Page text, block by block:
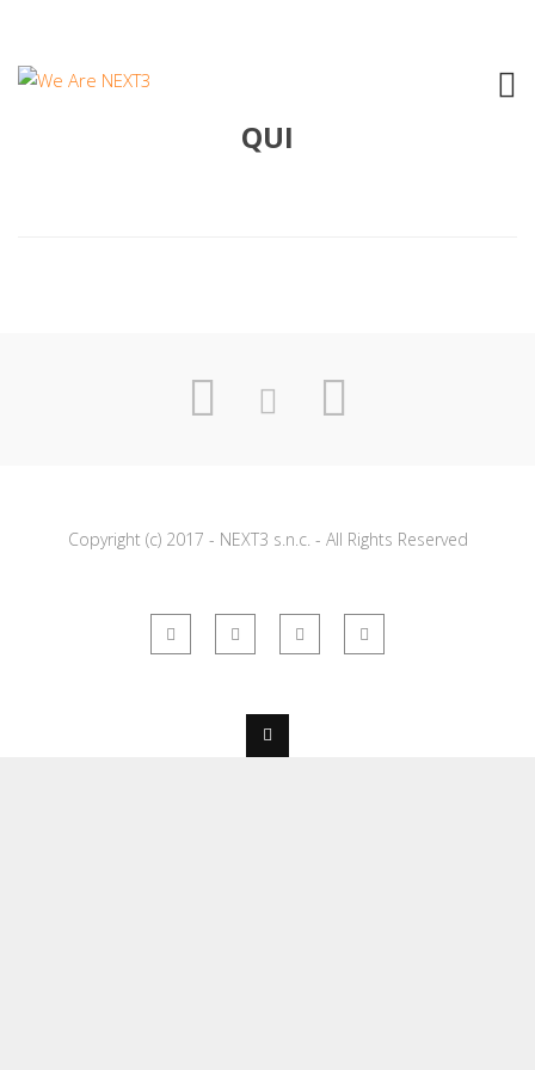
1995 CLAUDIO BAGLIONI – IO SONO
QUI
Copyright (c) 2017 - NEXT3 s.n.c. - All Rights Reserved